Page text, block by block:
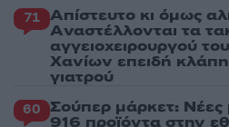
71 Απίστευτο κι όμως
Aναστέλλονται τα
αγγειοχειρουργού
Χανίων επειδή
γιατρού
60 Σούπερ μάρκετ: Νέες
916 προϊόντα στην